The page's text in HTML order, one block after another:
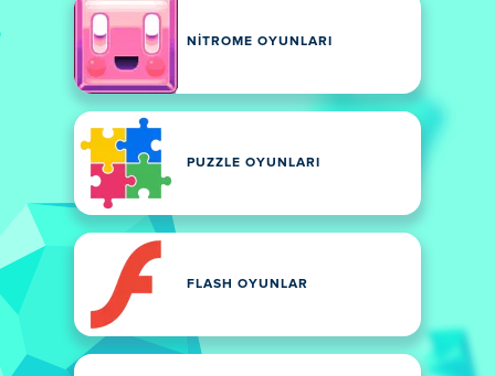
NITROME OYUNLARI
PUZZLE OYUNLARI
FLASH OYUNLAR